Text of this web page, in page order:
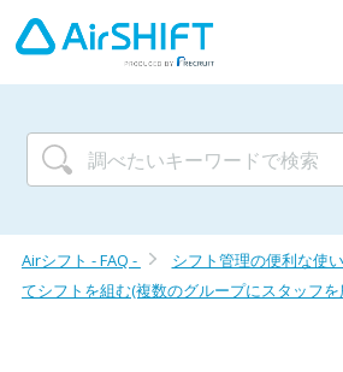
Airシフト - FAQ - シフト管理の便利な使
てシフトを組む(複数のグループにスタッフ